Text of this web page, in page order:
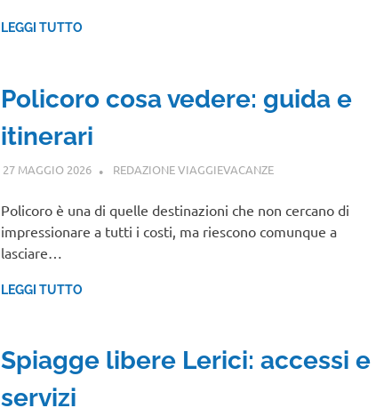
LEGGI TUTTO
Policoro cosa vedere: guida e
itinerari
27 MAGGIO 2026 REDAZIONE VIAGGIEVACANZE
Policoro è una di quelle destinazioni che non cercano di
impressionare a tutti i costi, ma riescono comunque a
lasciare…
LEGGI TUTTO
Spiagge libere Lerici: accessi e
servizi